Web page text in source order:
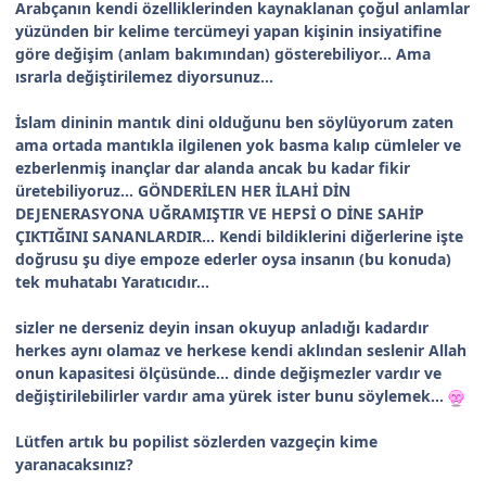
Arabçanın kendi özelliklerinden kaynaklanan çoğul anlamlar
yüzünden bir kelime tercümeyi yapan kişinin insiyatifine
göre değişim (anlam bakımından) gösterebiliyor... Ama
ısrarla değiştirilemez diyorsunuz...
İslam dininin mantık dini olduğunu ben söylüyorum zaten
ama ortada mantıkla ilgilenen yok basma kalıp cümleler ve
ezberlenmiş inançlar dar alanda ancak bu kadar fikir
üretebiliyoruz... GÖNDERİLEN HER İLAHİ DİN
DEJENERASYONA UĞRAMIŞTIR VE HEPSİ O DİNE SAHİP
ÇIKTIĞINI SANANLARDIR... Kendi bildiklerini diğerlerine işte
doğrusu şu diye empoze ederler oysa insanın (bu konuda)
tek muhatabı Yaratıcıdır...
sizler ne derseniz deyin insan okuyup anladığı kadardır
herkes aynı olamaz ve herkese kendi aklından seslenir Allah
onun kapasitesi ölçüsünde... dinde değişmezler vardır ve
değiştirilebilirler vardır ama yürek ister bunu söylemek...
Lütfen artık bu popilist sözlerden vazgeçin kime
yaranacaksınız?